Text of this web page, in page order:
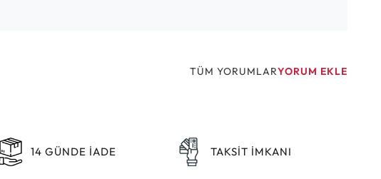
TÜM YORUMLARYORUM EKLE
14 GÜNDE İADE TAKSİT İMKANI